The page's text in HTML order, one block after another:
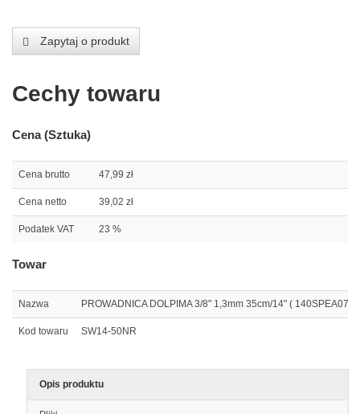
Zapytaj o produkt
Cechy towaru
Cena (Sztuka)
Cena brutto 47,99 zł
Cena netto 39,02 zł
Podatek VAT 23 %
Towar
Nazwa PROWADNICA DOLPIMA 3/8" 1,3mm 35cm/14" ( 140SPEA074
Kod towaru SW14-50NR
Opis produktu